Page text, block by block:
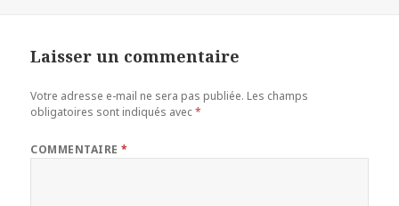
Laisser un commentaire
Votre adresse e-mail ne sera pas publiée. Les champs
obligatoires sont indiqués avec*
COMMENTAIRE*